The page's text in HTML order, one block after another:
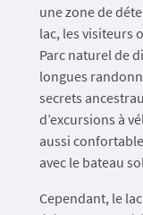
une zone de
lac, les visiteurs
Parc naturel de
longues
secrets
d’excursions à
aussi
avec le bateau
Cependant, le